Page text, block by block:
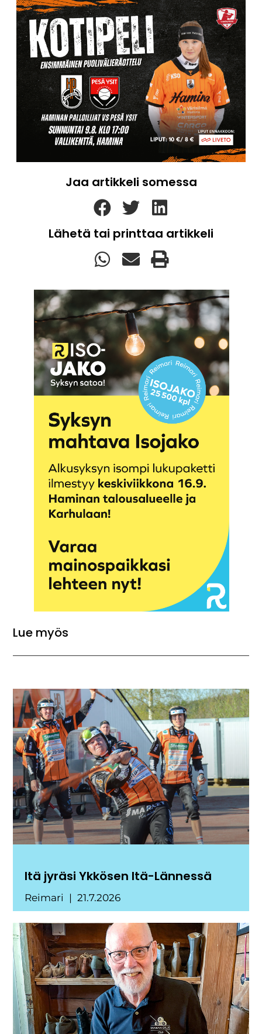
Jaa artikkeli somessa
Lähetä tai printtaa artikkeli
Lue myös
Itä jyräsi Ykkösen Itä-Lännessä
Reimari 21.7.2026